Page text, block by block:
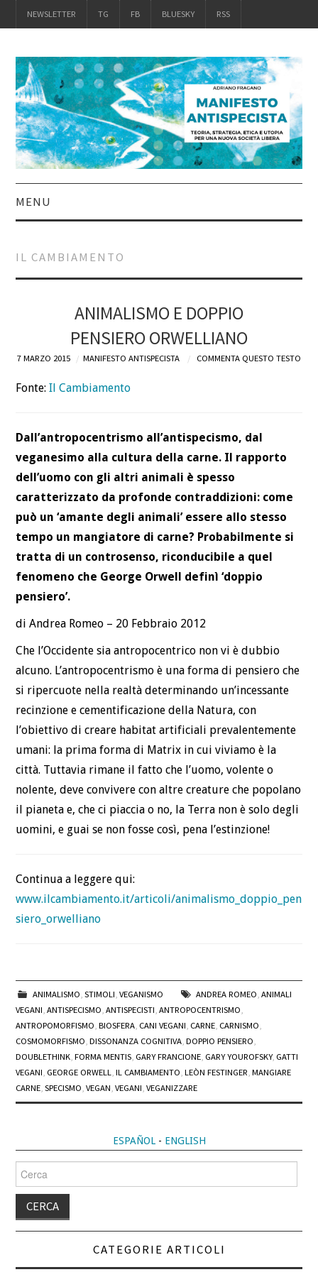
NEWSLETTER TG FB BLUESKY RSS
MENU
ACQUISTALO
DEFINIZIONI
CHI
CONTATTI
IL CAMBIAMENTO
ANIMALISMO E DOPPIO
PENSIERO ORWELLIANO
7 MARZO 2015 MANIFESTO ANTISPECISTA COMMENTA QUESTO TESTO
Fonte:Il Cambiamento
Dall’antropocentrismo all’antispecismo, dal
veganesimo alla cultura della carne. Il rapporto
dell’uomo con gli altri animali è spesso
caratterizzato da profonde contraddizioni: come
può un ‘amante degli animali’ essere allo stesso
tempo un mangiatore di carne? Probabilmente si
tratta di un controsenso, riconducibile a quel
fenomeno che George Orwell definì ‘doppio
pensiero’.
di Andrea Romeo – 20 Febbraio 2012
Che l’Occidente sia antropocentrico non vi è dubbio
alcuno. L’antropocentrismo è una forma di pensiero che
si ripercuote nella realtà determinando un’incessante
recinzione e cementificazione della Natura, con
l’obiettivo di creare habitat artificiali prevalentemente
umani: la prima forma di Matrix in cui viviamo è la
città. Tuttavia rimane il fatto che l’uomo, volente o
nolente, deve convivere con altre creature che popolano
il pianeta e, che ci piaccia o no, la Terra non è solo degli
uomini, e guai se non fosse così, pena l’estinzione!
Continua a leggere qui:
www.ilcambiamento.it/articoli/animalismo_doppio_pen
siero_orwelliano
ANIMALISMO, STIMOLI, VEGANISMO ANDREA ROMEO, ANIMALI
VEGANI,ANTISPECISMO,ANTISPECISTI,ANTROPOCENTRISMO,
ANTROPOMORFISMO,BIOSFERA, CANI VEGANI, CARNE, CARNISMO,
COSMOMORFISMO,DISSONANZA COGNITIVA,DOPPIO PENSIERO,
DOUBLETHINK,FORMA MENTIS, GARY FRANCIONE, GARY YOUROFSKY, GATTI
VEGANI, GEORGE ORWELL,IL CAMBIAMENTO,LEÒN FESTINGER,MANGIARE
CARNE,SPECISMO,VEGAN,VEGANI,VEGANIZZARE
ESPAÑOL- ENGLISH
Cerca
per:
CATEGORIE ARTICOLI